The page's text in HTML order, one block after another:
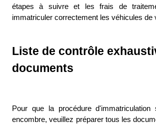
étapes à suivre et les frais de
immatriculer correctement les véhicules de
Liste de contrôle
documents
Pour que la procédure d'immatriculation
encombre, veuillez préparer tous les